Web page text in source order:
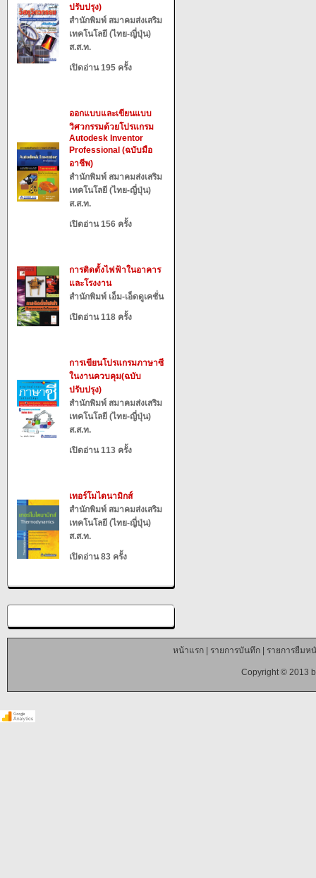
ปรับปรุง)
สำนักพิมพ์ สมาคมส่งเสริม
เทคโนโลยี (ไทย-ญี่ปุ่น)
ส.ส.ท.
เปิดอ่าน 195 ครั้ง
ออกแบบและเขียนแบบ
วิศวกรรมด้วยโปรแกรม
Autodesk Inventor
Professional (ฉบับมือ
อาชีพ)
สำนักพิมพ์ สมาคมส่งเสริม
เทคโนโลยี (ไทย-ญี่ปุ่น)
ส.ส.ท.
เปิดอ่าน 156 ครั้ง
การติดตั้งไฟฟ้าในอาคาร
และโรงงาน
สำนักพิมพ์ เอ็ม-เอ็ดดูเคชั่น
เปิดอ่าน 118 ครั้ง
การเขียนโปรแกรมภาษาซี
ในงานควบคุม(ฉบับ
ปรับปรุง)
สำนักพิมพ์ สมาคมส่งเสริม
เทคโนโลยี (ไทย-ญี่ปุ่น)
ส.ส.ท.
เปิดอ่าน 113 ครั้ง
เทอร์โมไดนามิกส์
สำนักพิมพ์ สมาคมส่งเสริม
เทคโนโลยี (ไทย-ญี่ปุ่น)
ส.ส.ท.
เปิดอ่าน 83 ครั้ง
หน้าแรก| รายการบันทึก| รายการยืมห
Copyright © 2013